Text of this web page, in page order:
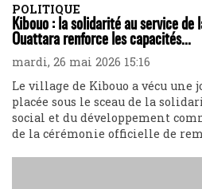
POLITIQUE
Kibouo : la solidarité au service de
Ouattara renforce les capacités...
mardi, 26 mai 2026 15:16
Le village de Kibouo a vécu une
placée sous le sceau de la
social et du développement
de la cérémonie officielle de